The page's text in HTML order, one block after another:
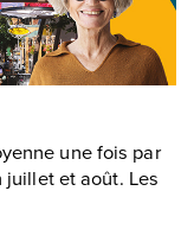
une fois par
et août. Les